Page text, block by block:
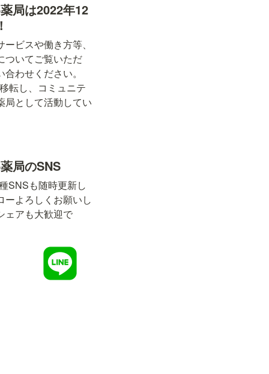
局は2022年12
ビスや働き方等、
ついてご覧いただ
わせください。
転し、コミュニテ
局として活動してい
局のSNS
SNSも随時更新し
ーよろしくお願いし
ェアも大歓迎で